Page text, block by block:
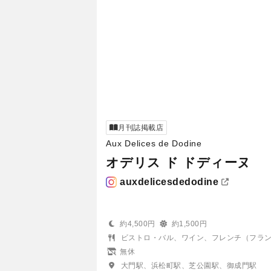
月刊誌掲載店
Aux Delices de Dodine
オデリス ド ドディーヌ
auxdelicesdedodine
約4,500円
約1,500円
ビストロ・バル、ワイン、フレンチ（フラン
無休
大門駅、浜松町駅、芝公園駅、御成門駅